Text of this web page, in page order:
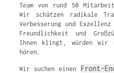
Team von rund 50
Wir schätzen radikale
Verbesserung und
Freundlichkeit und
Ihnen klingt, würden wir
hören.
Wir suchen einen Front-